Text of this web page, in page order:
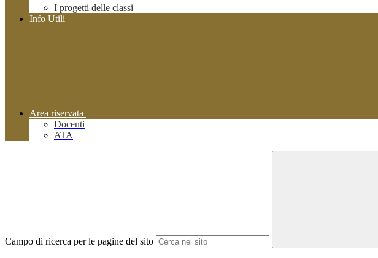
I progetti delle classi
Info Utili
Area riservata
Docenti
ATA
Campo di ricerca per le pagine del sito